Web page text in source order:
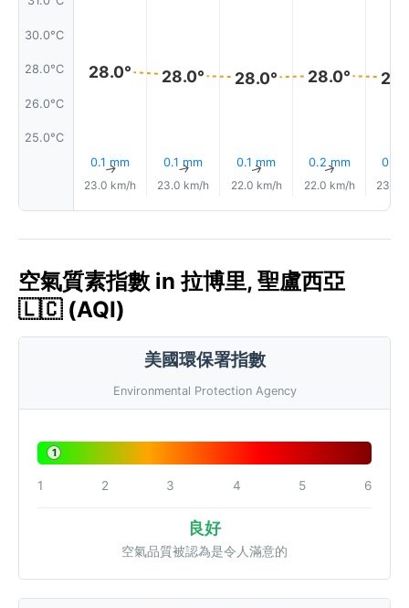
30.0°C
28.0°C
26.0°C
25.0°C
28.0°
0.1 mm
↑
23.0 km/h
28.0°
0.1 mm
↑
23.0 km/h
28.0°
0.1 mm
↑
22.0 km/h
28.0°
0.2 mm
↑
22.0 km/h
0.2
23.0
空氣質素指數 in 拉博里, 聖盧西亞
🇱🇨 (AQI)
美國環保署指數
Environmental Protection Agency
1
1 2 3 4 5 6
良好
空氣品質被認為是令人滿意的